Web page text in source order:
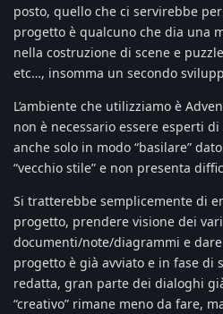
posto, quello che ci servirebbe
progetto è qualcuno che dia una
nella costruzione di scene e
etc…, insomma un secondo
L’ambiente che utilizziamo è
non è necessario essere esperti
anche solo in modo “basilare”
“vecchio stile” e non presenta
Si tratterebbe semplicemente di
progetto, prendere visione dei vari
documenti/note/diagrammi e
progetto è già avviato e in fase di
redatta, gran parte dei dialoghi
“creativo” rimane meno da fare,